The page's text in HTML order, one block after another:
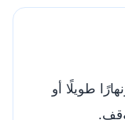
طويلًا أو